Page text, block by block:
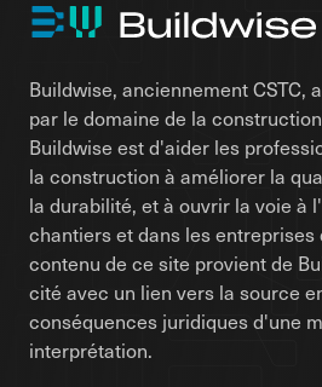
Buildwise, anciennement CSTC,
par le domaine de la
Buildwise est d'aider les
la construction à améliorer la
la durabilité, et à ouvrir la voie à
chantiers et dans les
contenu de ce site provient de
cité avec un lien vers la source
conséquences juridiques d'une
interprétation.